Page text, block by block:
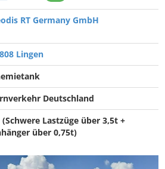
RT Germany GmbH
Lingen
Deutschland
(Schwere Lastzüge über 3,5t +
über 0,75t)